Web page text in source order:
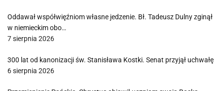
Oddawał współwięźniom własne jedzenie. Bł. Tadeusz Dulny zginął
w niemieckim obo…
7 sierpnia 2026
300 lat od kanonizacji św. Stanisława Kostki. Senat przyjął uchwałę
6 sierpnia 2026